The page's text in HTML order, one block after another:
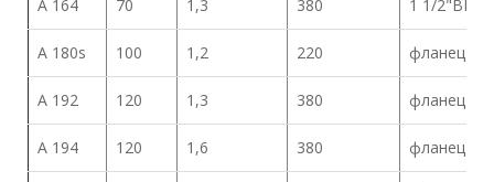
A 164 70 1,3 380 1 1/2"BP
A 180s 100 1,2 220 фланец
A 192 120 1,3 380 фланец
A 194 120 1,6 380 фланец